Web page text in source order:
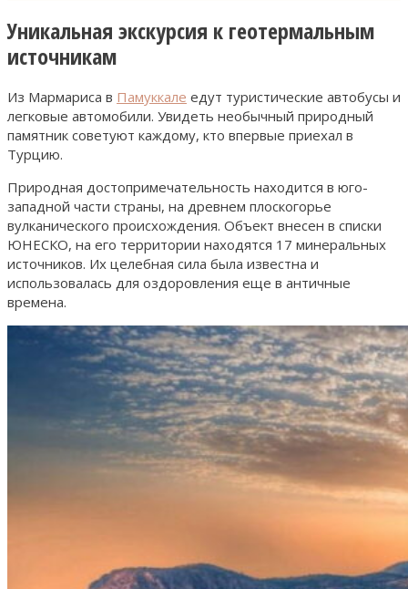
Уникальная экскурсия к геотермальным
источникам
Из Мармариса в Памуккале едут туристические автобусы и
легковые автомобили. Увидеть необычный природный
памятник советуют каждому, кто впервые приехал в
Турцию.
Природная достопримечательность находится в юго-
западной части страны, на древнем плоскогорье
вулканического происхождения. Объект внесен в списки
ЮНЕСКО, на его территории находятся 17 минеральных
источников. Их целебная сила была известна и
использовалась для оздоровления еще в античные
времена.